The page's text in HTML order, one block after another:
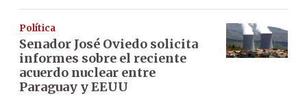
Política
Senador José Oviedo solicita
informes sobre el reciente
acuerdo nuclear entre
Paraguay y EEUU